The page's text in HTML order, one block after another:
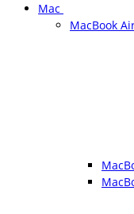
Mac
MacBook